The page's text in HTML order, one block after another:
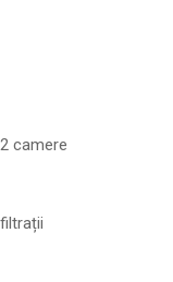
camere